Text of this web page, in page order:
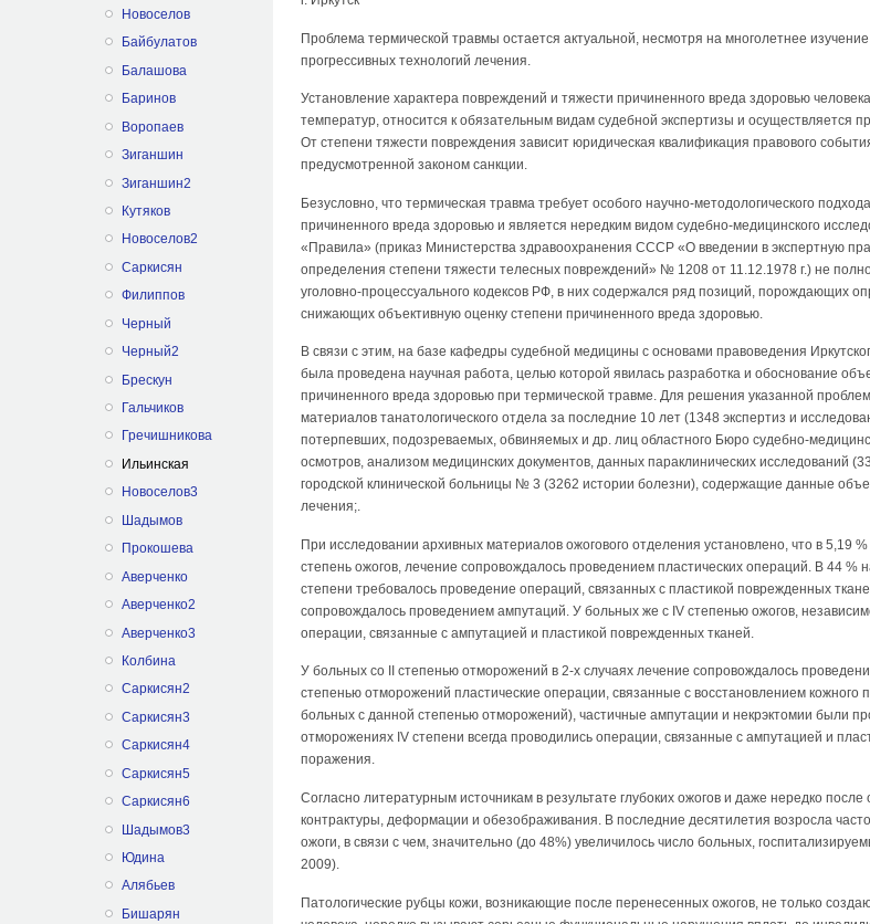
Новоселов
Байбулатов
Балашова
Баринов
Воропаев
Зиганшин
Зиганшин2
Кутяков
Новоселов2
Саркисян
Филиппов
Черный
Черный2
Брескун
Гальчиков
Гречишникова
Ильинская
Новоселов3
Шадымов
Прокошева
Аверченко
Аверченко2
Аверченко3
Колбина
Саркисян2
Саркисян3
Саркисян4
Саркисян5
Саркисян6
Шадымов3
Юдина
Алябьев
Бишарян
Проблема термической травмы остается актуальной, несмотря на многолетнее
прогрессивных технологий лечения.
Установление характера повреждений и тяжести причиненного вреда здоровью
температур, относится к обязательным видам судебной экспертизы и осуществляется
От степени тяжести повреждения зависит юридическая квалификация правового
предусмотренной законом санкции.
Безусловно, что термическая травма требует особого научно-методологического
причиненного вреда здоровью и является нередким видом судебно-медицинского
«Правила» (приказ Министерства здравоохранения СССР «О введении в экспертную
определения степени тяжести телесных повреждений» № 1208 от 11.12.1978 г.) не
уголовно-процессуального кодексов РФ, в них содержался ряд позиций, порождающих
снижающих объективную оценку степени причиненного вреда здоровью.
В связи с этим, на базе кафедры судебной медицины с основами правоведения
была проведена научная работа, целью которой явилась разработка и обоснование
причиненного вреда здоровью при термической травме. Для решения указанной
материалов танатологического отдела за последние 10 лет (1348 экспертиз и
потерпевших, подозреваемых, обвиняемых и др. лиц областного Бюро судебно-
осмотров, анализом медицинских документов, данных параклинических исследований
городской клинической больницы № 3 (3262 истории болезни), содержащие данные
лечения;.
При исследовании архивных материалов ожогового отделения установлено, что в 5,19
степень ожогов, лечение сопровождалось проведением пластических операций. В 44 %
степени требовалось проведение операций, связанных с пластикой поврежденных
сопровождалось проведением ампутаций. У больных же с IV степенью ожогов,
операции, связанные с ампутацией и пластикой поврежденных тканей.
У больных со II степенью отморожений в 2-х случаях лечение сопровождалось
степенью отморожений пластические операции, связанные с восстановлением кожного
больных с данной степенью отморожений), частичные ампутации и некрэктомии были
отморожениях IV степени всегда проводились операции, связанные с ампутацией и
поражения.
Согласно литературным источникам в результате глубоких ожогов и даже нередко
контрактуры, деформации и обезображивания. В последние десятилетия возросла
ожоги, в связи с чем, значительно (до 48%) увеличилось число больных,
2009).
Патологические рубцы кожи, возникающие после перенесенных ожогов, не только